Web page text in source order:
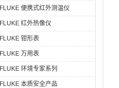
FLUKE 便携式红外测温仪
FLUKE 红外热像仪
FLUKE 钳形表
FLUKE 万用表
FLUKE 环境专家系列
FLUKE 本质安全产品